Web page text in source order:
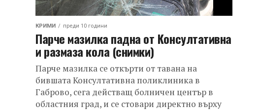
КРИМИ преди 10 години
Парче мазилка падна от Консултативна
и размаза кола (снимки)
Парче мазилка се откърти от тавана на
бившата Консултативна поликлиника в
Габрово, сега действащ болничен център в
областния град, и се стовари директно върху